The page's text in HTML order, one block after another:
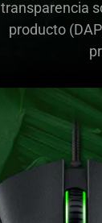
transparencia
producto